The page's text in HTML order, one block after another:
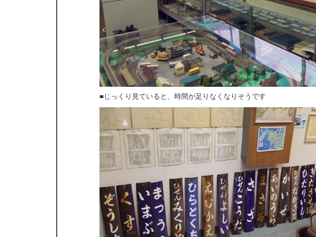
■じっくり見ていると、時間が足りなくなりそうです